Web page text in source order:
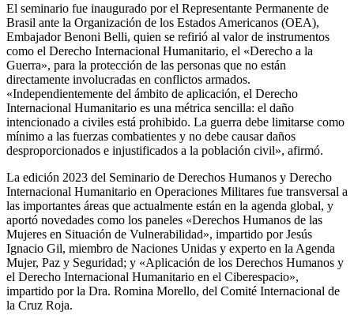
El seminario fue inaugurado por el Representante Permanente de
Brasil ante la Organización de los Estados Americanos (OEA),
Embajador Benoni Belli, quien se refirió al valor de instrumentos
como el Derecho Internacional Humanitario, el «Derecho a la
Guerra», para la protección de las personas que no están
directamente involucradas en conflictos armados.
«Independientemente del ámbito de aplicación, el Derecho
Internacional Humanitario es una métrica sencilla: el daño
intencionado a civiles está prohibido. La guerra debe limitarse como
mínimo a las fuerzas combatientes y no debe causar daños
desproporcionados e injustificados a la población civil», afirmó.
La edición 2023 del Seminario de Derechos Humanos y Derecho
Internacional Humanitario en Operaciones Militares fue transversal a
las importantes áreas que actualmente están en la agenda global, y
aportó novedades como los paneles «Derechos Humanos de las
Mujeres en Situación de Vulnerabilidad», impartido por Jesús
Ignacio Gil, miembro de Naciones Unidas y experto en la Agenda
Mujer, Paz y Seguridad; y «Aplicación de los Derechos Humanos y
el Derecho Internacional Humanitario en el Ciberespacio»,
impartido por la Dra. Romina Morello, del Comité Internacional de
la Cruz Roja.